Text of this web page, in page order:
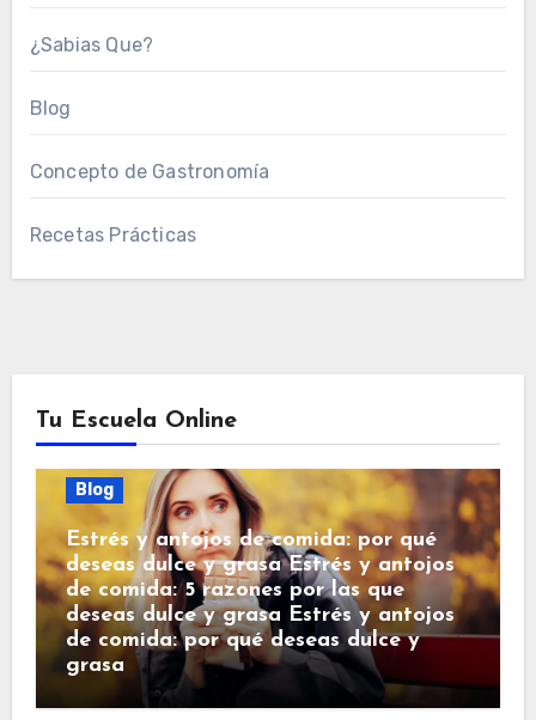
¿Sabias Que?
Blog
Concepto de Gastronomía
Recetas Prácticas
Tu Escuela Online
Blog
Estrés y antojos de comida: por qué
deseas dulce y grasa Estrés y antojos
de comida: 5 razones por las que
deseas dulce y grasa Estrés y antojos
de comida: por qué deseas dulce y
grasa